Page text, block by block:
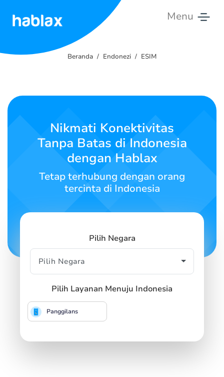
Menu
Hubungi
Kami
Bahasa Indonesia
Beranda Endonezi ESIM
Nikmati Konektivitas
Tanpa Batas di Indonesia
dengan Hablax
Tetap terhubung dengan orang
tercinta di Indonesia
Pilih Negara
Pilih Layanan Menuju Indonesia
Panggilans